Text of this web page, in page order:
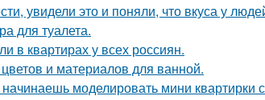
увидели это и поняли, что вкуса у
для туалета.
в квартирах у всех россиян.
и материалов для ванной.
моделировать мини квартирки